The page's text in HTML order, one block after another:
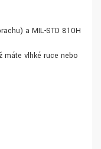
a MIL-STD 810H
máte vlhké ruce nebo